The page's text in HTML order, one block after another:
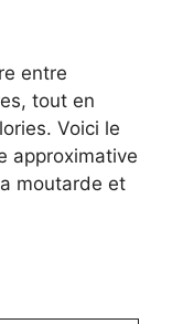
entre
tout en
Voici le
approximative
moutarde et